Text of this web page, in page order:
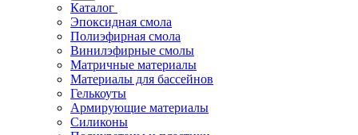
Каталог
Эпоксидная смола
Полиэфирная смола
Винилэфирные смолы
Матричные материалы
Материалы для бассейнов
Гелькоуты
Армирующие материалы
Силиконы